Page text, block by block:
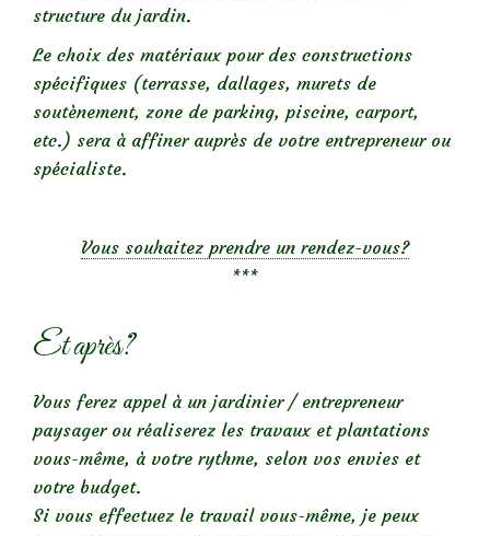
structure du jardin.
Le choix des matériaux pour des constructions
spécifiques (terrasse, dallages, murets de
soutènement, zone de parking, piscine, carport,
etc.) sera à affiner auprès de votre entrepreneur ou
spécialiste.
Vous souhaitez prendre un rendez-vous?
***
Et après?
Vous ferez appel à un jardinier / entrepreneur
paysager ou réaliserez les travaux et plantations
vous-même, à votre rythme, selon vos envies et
votre budget.
Si vous effectuez le travail vous-même, je peux